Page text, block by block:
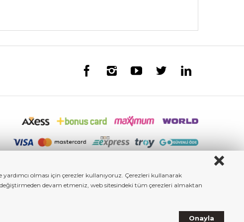
Onayla
olması için çerezler kullanıyoruz. Çerezleri kullanarak
devam etmeniz, web sitesindeki tüm çerezleri almaktan